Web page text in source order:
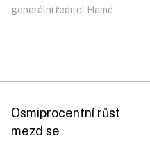
generální ředitel Hamé
Osmiprocentní růst
mezd se